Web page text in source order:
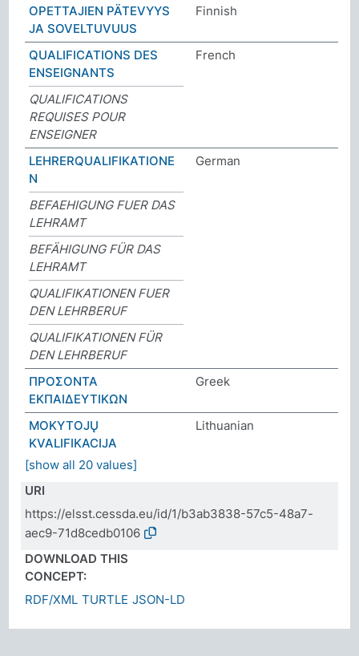
OPETTAJIEN PÄTEVYYS
JA SOVELTUVUUS
Finnish
QUALIFICATIONS DES
ENSEIGNANTS
French
QUALIFICATIONS
REQUISES POUR
ENSEIGNER
LEHRERQUALIFIKATIONE
N
German
BEFAEHIGUNG FUER DAS
LEHRAMT
BEFÄHIGUNG FÜR DAS
LEHRAMT
QUALIFIKATIONEN FUER
DEN LEHRBERUF
QUALIFIKATIONEN FÜR
DEN LEHRBERUF
ΠΡΟΣΟΝΤΑ
ΕΚΠΑΙΔΕΥΤΙΚΩΝ
Greek
MOKYTOJŲ
KVALIFIKACIJA
Lithuanian
[show all 20 values]
URI
https://elsst.cessda.eu/id/1/b3ab3838-57c5-48a7-
aec9-71d8cedb0106
DOWNLOAD THIS
CONCEPT:
RDF/XML TURTLE JSON-LD